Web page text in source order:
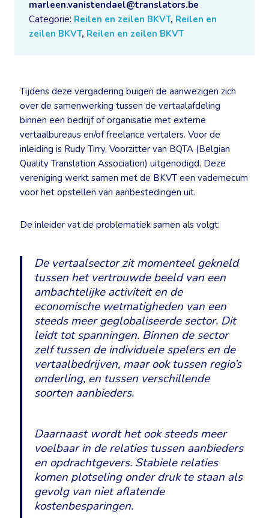
marleen.vanistendael@translators.be
Categorie: Reilen en zeilen BKVT, Reilen en
zeilen BKVT, Reilen en zeilen BKVT
Tijdens deze vergadering buigen de aanwezigen zich
over de samenwerking tussen de vertaalafdeling
binnen een bedrijf of organisatie met externe
vertaalbureaus en/of freelance vertalers. Voor de
inleiding is Rudy Tirry, Voorzitter van BQTA (Belgian
Quality Translation Association) uitgenodigd. Deze
vereniging werkt samen met de BKVT een vademecum
voor het opstellen van aanbestedingen uit.
De inleider vat de problematiek samen als volgt:
De vertaalsector zit momenteel gekneld
tussen het vertrouwde beeld van een
ambachtelijke activiteit en de
economische wetmatigheden van een
steeds meer geglobaliseerde sector. Dit
leidt tot spanningen. Binnen de sector
zelf tussen de individuele spelers en de
vertaalbedrijven, maar ook tussen regio’s
onderling, en tussen verschillende
soorten aanbieders.
Daarnaast wordt het ook steeds meer
voelbaar in de relaties tussen aanbieders
en opdrachtgevers. Stabiele relaties
komen plotseling onder druk te staan als
gevolg van niet aflatende
kostenbesparingen.